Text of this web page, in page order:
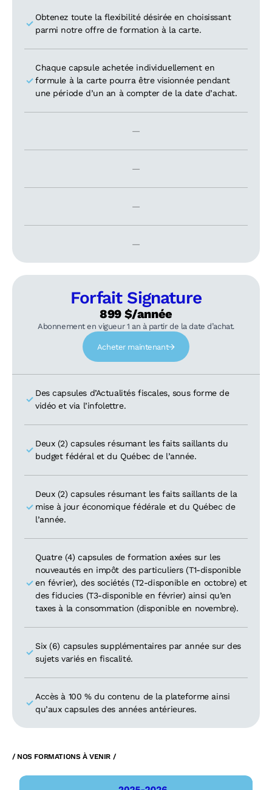
Obtenez toute la flexibilité désirée en choisissant
parmi notre offre de formation à la carte.
Chaque capsule achetée individuellement en
formule à la carte pourra être visionnée pendant
une période d’un an à compter de la date d’achat.
—
—
—
—
Forfait Signature
899 $/année
Abonnement en vigueur 1 an à partir de la date d’achat.
Acheter maintenant
Des capsules d’Actualités fiscales, sous forme de
vidéo et via l’infolettre.
Deux (2) capsules résumant les faits saillants du
budget fédéral et du Québec de l’année.
Deux (2) capsules résumant les faits saillants de la
mise à jour économique fédérale et du Québec de
l’année.
Quatre (4) capsules de formation axées sur les
nouveautés en impôt des particuliers (T1-disponible
en février), des sociétés (T2-disponible en octobre) et
des fiducies (T3-disponible en février) ainsi qu’en
taxes à la consommation (disponible en novembre).
Six (6) capsules supplémentaires par année sur des
sujets variés en fiscalité.
Accès à 100 % du contenu de la plateforme ainsi
qu’aux capsules des années antérieures.
/ NOS FORMATIONS À VENIR /